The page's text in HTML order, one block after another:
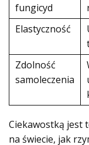
fungicyd
Elastyczność
Zdolność
samoleczenia
Ciekawostką jest
na świecie, jak